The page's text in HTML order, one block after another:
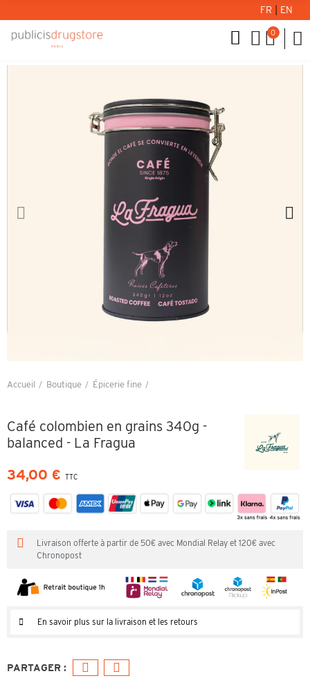
FR EN
0
Accueil Boutique
Épicerie fine
Café colombien en grains 340g -
balanced - La Fragua
34,00 € TTC
Livraison offerte à partir de 50€ avec Mondial Relay et 120€ avec
Chronopost
En savoir plus sur la livraison et les retours